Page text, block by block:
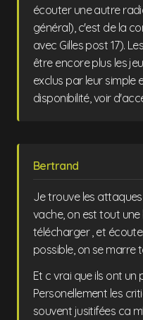
écouter une autre
général), c'est de la
avec Gilles post 17).
être encore plus les
exclus par leur simple
disponibilité, voir
Bertrand
Je trouve les
vache, on est tout
télécharger , et
possible, on se marre
Et c vrai que ils ont un
Personellement les
souvent jusitifées ca